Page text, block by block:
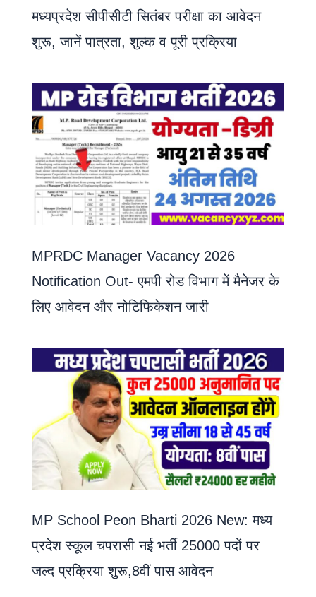
मध्यप्रदेश सीपीसीटी सितंबर परीक्षा का आवेदन
शुरू, जानें पात्रता, शुल्क व पूरी प्रक्रिया
MPRDC Manager Vacancy 2026
Notification Out- एमपी रोड विभाग में मैनेजर के
लिए आवेदन और नोटिफिकेशन जारी
MP School Peon Bharti 2026 New: मध्य
प्रदेश स्कूल चपरासी नई भर्ती 25000 पदों पर
जल्द प्रक्रिया शुरू,8वीं पास आवेदन